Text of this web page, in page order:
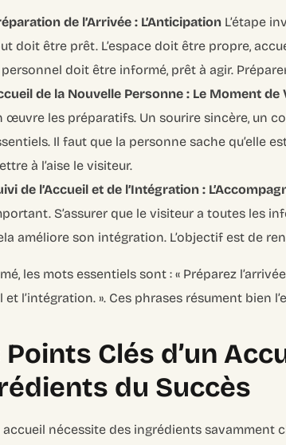
de l’Arrivée : L’Anticipation L’étape
doit être prêt. L’espace doit être propre,
personnel doit être informé, prêt à agir.
de la Nouvelle Personne : Le Moment de
œuvre les préparatifs. Un sourire sincère, un
Il faut que la personne sache qu’elle
à l’aise le visiteur.
de l’Accueil et de l’Intégration :
S’assurer que le visiteur a toutes les
améliore son intégration. L’objectif est de
les mots essentiels sont : « Préparez
et l’intégration. ». Ces phrases résument bien
Points Clés d’un
du Succès
accueil nécessite des ingrédients savamment